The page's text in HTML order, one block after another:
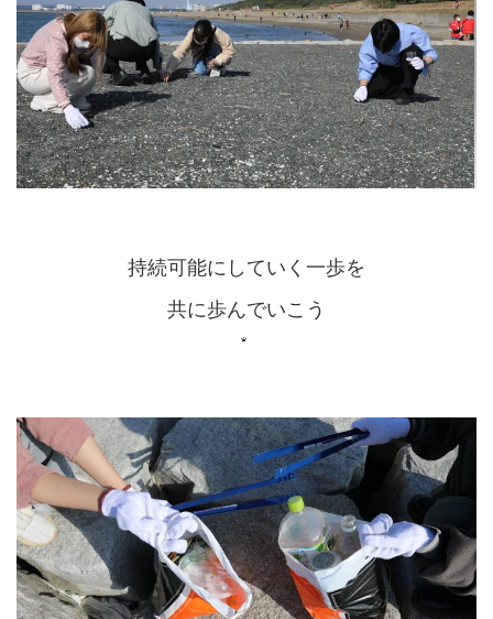
持続可能にしていく一歩を
共に歩んでいこう